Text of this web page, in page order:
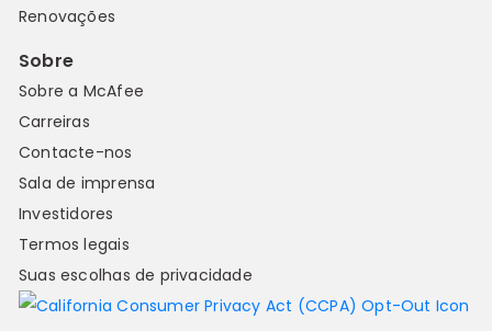
Renovações
Sobre
Sobre a McAfee
Carreiras
Contacte-nos
Sala de imprensa
Investidores
Termos legais
Suas escolhas de privacidade